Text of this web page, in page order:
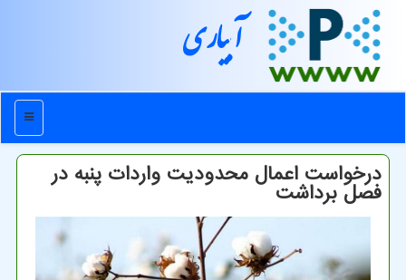
آبیاری
منو
درخواست اعمال محدودیت واردات پنبه در
فصل برداشت